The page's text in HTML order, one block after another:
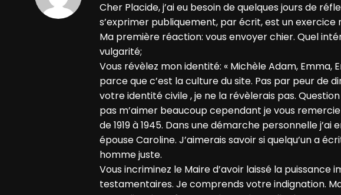
Cher Placide, j’ai eu besoin de quelques jours de
s’exprimer publiquement, par écrit, est un
Ma première réaction: vous envoyer chier. Quel
vulgarité;
Vous révèlez mon identité: « Michèle Adam, Emma,
parce que c’est la culture du site. Pas par peur de
votre identité civile , je ne la révèlerais pas.
pas m’aimer beaucoup cependant je vous
de 1919 à 1945. Dans une démarche personnelle
épouse Caroline. J’aimerais savoir si quelqu’un a
homme juste.
Vous incriminez le Maire d’avoir laissé la
testamentaires. Je comprends votre indignation.